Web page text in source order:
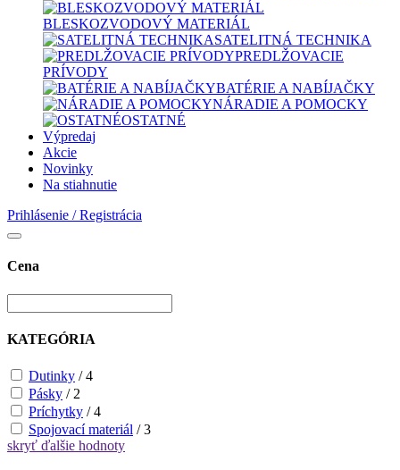
BLESKOZVODOVÝ MATERIÁL
SATELITNÁ TECHNIKA
PREDLŽOVACIE
PRÍVODY
BATÉRIE A NABÍJAČKY
NÁRADIE A POMOCKY
OSTATNÉ
Výpredaj
Akcie
Novinky
Na stiahnutie
Prihlásenie / Registrácia
Cena
KATEGÓRIA
Dutinky / 4
Pásky / 2
Príchytky / 4
Spojovací materiál / 3
skryť ďalšie hodnoty